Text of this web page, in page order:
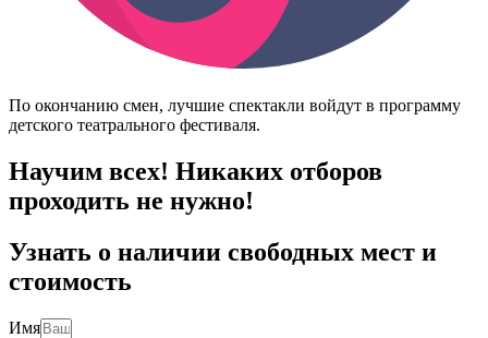
По окончанию смен, лучшие спектакли войдут в программу
детского театрального фестиваля.
Научим всех! Никаких отборов
проходить не нужно!
Узнать о наличии свободных мест и
стоимость
Имя